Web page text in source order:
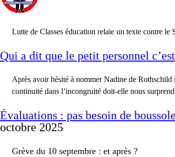
Lutte de Classes éducation relaie un texte contre
Qui a dit que le petit personnel
Après avoir hésité à nommer Nadine de
continuité dans l’incongruité doit-elle nous
Évaluations : pas besoin de
octobre 2025
Grève du 10 septembre : et après ?